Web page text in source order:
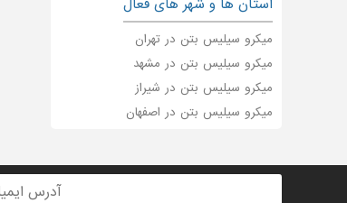
استان ها و شهر های فعال
میکرو سیلیس بتن در تهران
میکرو سیلیس بتن در مشهد
میکرو سیلیس بتن در شیراز
میکرو سیلیس بتن در اصفهان